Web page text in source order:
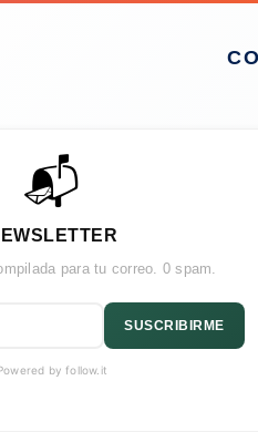
📬
para tu correo. 0 spam.
SUSCRIBIRME
by follow.it